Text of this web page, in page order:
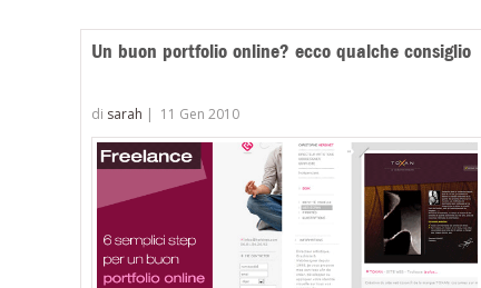
Un buon portfolio online? ecco qualche consiglio
di sarah | 11 Gen 2010